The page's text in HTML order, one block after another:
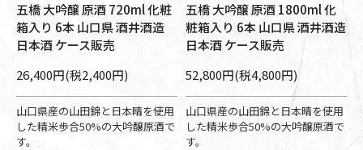
五橋 大吟醸 原酒 720ml 化粧
箱入り 6本 山口県 酒井酒造
日本酒 ケース販売
26,400円(税2,400円)
山口県産の山田錦と日本晴を使用
した精米歩合50%の大吟醸原酒で
す。
五橋 大吟醸 原酒 1800ml 化
粧箱入り 6本 山口県 酒井酒造
日本酒 ケース販売
52,800円(税4,800円)
山口県産の山田錦と日本晴を使用
した精米歩合50%の大吟醸原酒で
す。